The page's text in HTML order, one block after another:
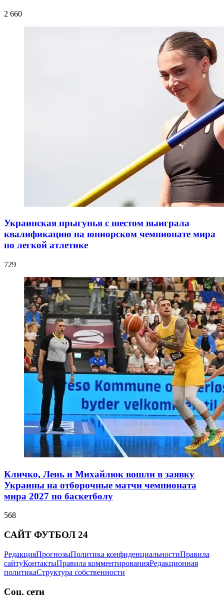
2 660
Украинская прыгунья с шестом выиграла
квалификацию на юниорском чемпионате мира
по легкой атлетике
729
Кличко, Лень и Михайлюк вошли в заявку
Украины на отборочные матчи чемпионата
мира 2027 по баскетболу
568
САЙТ ФУТБОЛ 24
РедакцияПрогнозыПолитика конфиденциальностиПравила
сайтуКонтактыПравила комментированияРедакционная
политикаСтруктура собственности
Соц. сети